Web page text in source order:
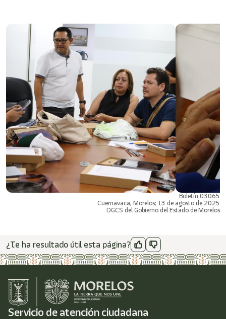
Boletín 03065
Cuernavaca, Morelos; 13 de agosto de 2025
DGCS del Gobierno del Estado de Morelos
¿Te ha resultado útil esta página?
Servicio de atención ciudadana